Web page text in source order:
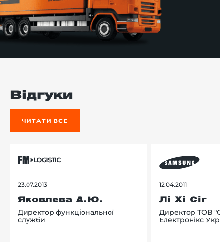
Відгуки
ЧИТАТИ ВСЕ
23.07.2013
Яковлева А.Ю.
Директор функціональної
служби
12.04.2011
Лі Хі Сіг
Директор ТОВ
Електронікс